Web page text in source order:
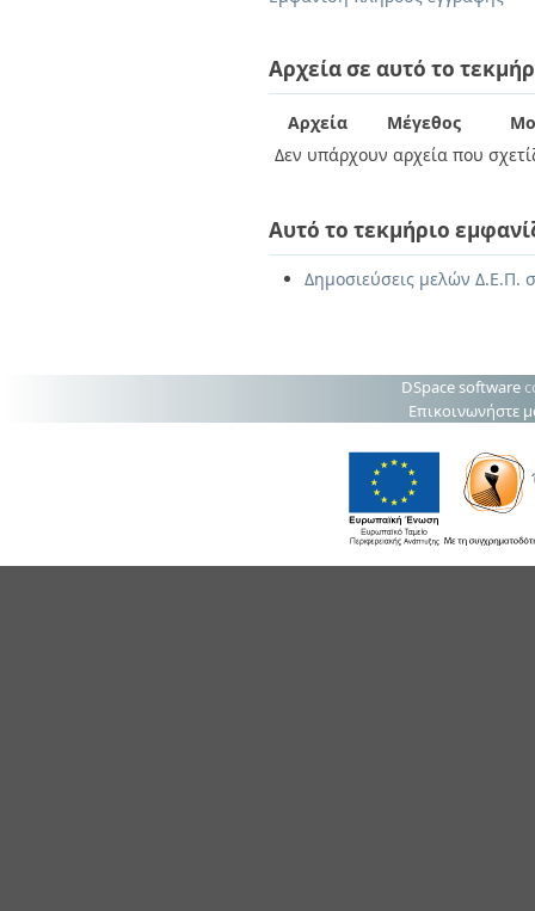
Αρχεία σε αυτό το
Αρχεία Μέγεθος
Δεν υπάρχουν αρχεία που
Αυτό το τεκμήριο
Δημοσιεύσεις μελών Δ.Ε.Π.
DSpace software
Επικοινωνήστε